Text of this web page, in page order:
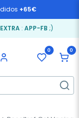
+65€
: APP-FB ;)
0 0